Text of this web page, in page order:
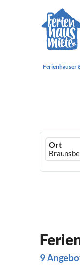
Ferienhäuser
logo
Ort
9